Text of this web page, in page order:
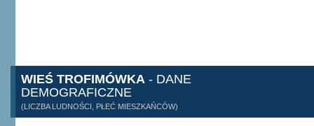
WIEŚ TROFIMÓWKA - DANE
DEMOGRAFICZNE
(LICZBA LUDNOŚCI, PŁEĆ MIESZKAŃCÓW)